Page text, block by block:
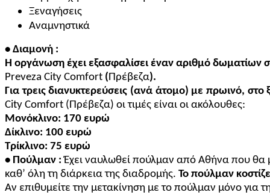
Ξεναγήσεις
Αναμνηστικά
• Διαμονή :
Η οργάνωση έχει εξασφαλίσει έναν αριθμό δωματίων
Preveza City Comfort ( Πρέβεζα).
Για τρεις διανυκτερεύσεις (ανά άτομο) με πρωινό, στο
City Comfort (Πρέβεζα) οι τιμές είναι οι ακόλουθες:
Μονόκλινο: 170 ευρώ
Δίκλινο: 100 ευρώ
Τρίκλινο: 75 ευρώ
• Πούλμαν : Έχει ναυλωθεί πούλμαν από Αθήνα που θα
καθ’ όλη τη διάρκεια της διαδρομής. Το πούλμαν
Αν επιθυμείτε την μετακίνηση με το πούλμαν μόνο για